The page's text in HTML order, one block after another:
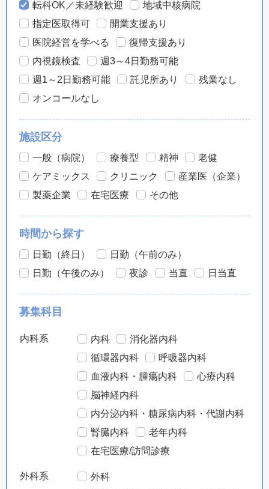
転科OK／未経験歓迎
地域中核病院
指定医取得可
開業支援あり
医院経営を学べる
復帰支援あり
内視鏡検査
週3～4日勤務可能
週1～2日勤務可能
託児所あり
残業なし
オンコールなし
施設区分
一般（病院） 療養型 精神
老健
ケアミックス
クリニック
産業医（企業）
製薬企業
在宅医療 その他
時間から探す
日勤（終日）
日勤（午前のみ）
日勤（午後のみ）
夜診 当直 日当直
募集科目
内科系 内科
消化器内科
循環器内科
呼吸器内科
血液内科・腫瘍内科
心療内科
脳神経内科
内分泌内科・糖尿病内科・代謝内科
腎臓内科
老年内科
在宅医療/訪問診療
外科系
外科